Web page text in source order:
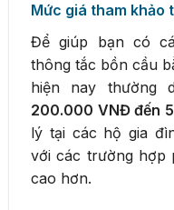
Mức giá tham khảo
Để giúp bạn có
thông tắc bồn cầu
hiện nay thường
200.000 VNĐ đến
lý tại các hộ gia
với các trường hợp
cao hơn.